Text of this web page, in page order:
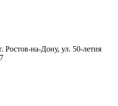
Ростов-на-Дону, ул. 50-летия